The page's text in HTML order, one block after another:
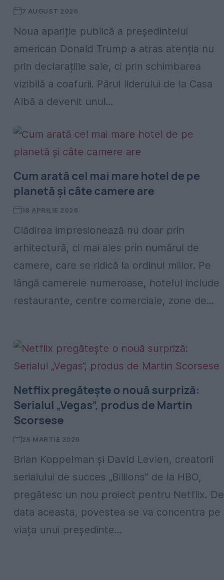
7 AUGUST 2026
Noua apariție publică a președintelui
american Donald Trump a atras atenția nu
prin declarațiile sale, ci prin schimbarea
vizibilă a coafurii. Părul liderului de la Casa
Albă a devenit unul...
Cum arată cel mai mare hotel de pe
planetă și câte camere are
18 APRILIE 2026
Clădirea impresionează nu doar prin
arhitectură, ci mai ales prin numărul de
camere, care se ridică la ordinul miilor. Pe
lângă camerele numeroase, hotelul include
restaurante, centre comerciale, zone de...
Netflix pregătește o nouă surpriză:
Serialul „Vegas”, produs de Martin
Scorsese
28 MARTIE 2026
Brian Koppelman și David Levien, creatorii
serialului de succes „Billions” de la HBO,
pregătesc un nou proiect pentru Netflix. De
data aceasta, povestea se va concentra pe
viața unui președinte...